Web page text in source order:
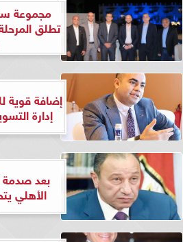
مجموعة
تطلق
إضافة قوية
إدارة
بعد
الأهلي